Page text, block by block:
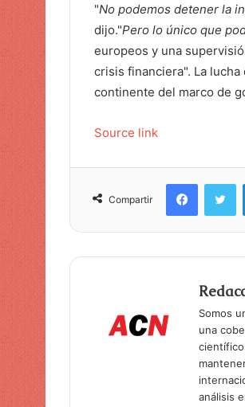
"No podemos detener la
dijo."Pero lo único que
europeos y una
crisis financiera". La
continente del marco de
Source link
Compartir
Somos
una
análisis